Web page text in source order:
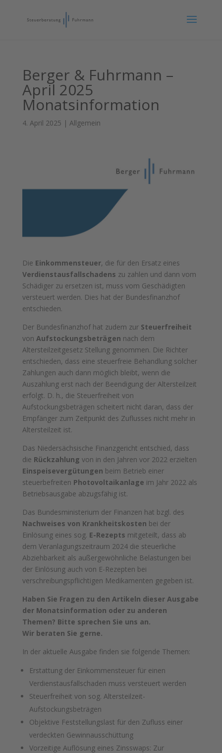
Berger & Fuhrmann –
April 2025
Monatsinformation
4. April 2025 | Allgemein
Die Einkommensteuer, die für den Ersatz eines
Verdienstausfallschadens zu zahlen und dann vom
Schädiger zu ersetzen ist, muss vom Geschädigten
versteuert werden. Dies hat der Bundesfinanzhof
entschieden.
Der Bundesfinanzhof hat zudem zur Steuerfreiheit
von Aufstockungsbeträgen nach dem
Altersteilzeitgesetz Stellung genommen. Die Richter
entschieden, dass eine steuerfreie Behandlung solcher
Zahlungen auch dann möglich bleibt, wenn die
Auszahlung erst nach der Beendigung der Altersteilzeit
erfolgt. D. h., die Steuerfreiheit von
Aufstockungsbeträgen scheitert nicht daran, dass der
Empfänger zum Zeitpunkt des Zuflusses nicht mehr in
Altersteilzeit ist.
Das Niedersächsische Finanzgericht entschied, dass
die Rückzahlung von in den Jahren vor 2022 erzielten
Einspeisevergütungen beim Betrieb einer
steuerbefreiten Photovoltaikanlage im Jahr 2022 als
Betriebsausgabe abzugsfähig ist.
Das Bundesministerium der Finanzen hat bzgl. des
Nachweises von Krankheitskosten bei der
Einlösung eines sog. E-Rezepts mitgeteilt, dass ab
dem Veranlagungszeitraum 2024 die steuerliche
Abziehbarkeit als außergewöhnliche Belastungen bei
der Einlösung auch von E-Rezepten bei
verschreibungspflichtigen Medikamenten gegeben ist.
Haben Sie Fragen zu den Artikeln dieser Ausgabe
der Monatsinformation oder zu anderen
Themen? Bitte sprechen Sie uns an.
Wir beraten Sie gerne.
In der aktuelle Ausgabe finden sie folgende Themen:
Erstattung der Einkommensteuer für einen
Verdienstausfallschaden muss versteuert werden
Steuerfreiheit von sog. Altersteilzeit-
Aufstockungsbeträgen
Objektive Feststellungslast für den Zufluss einer
verdeckten Gewinnausschüttung
Vorzeitige Auflösung eines Zinsswaps: Zur